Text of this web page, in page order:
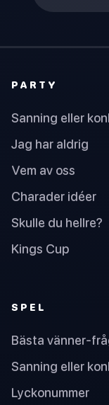
PARTY
Sanning eller
Jag har aldrig
Vem av oss
Charader idéer
Skulle du hellre?
Kings Cup
SPEL
Bästa vänner-
Sanning eller
Lyckonummer